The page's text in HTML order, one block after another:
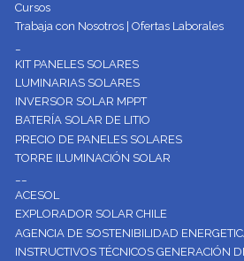
Cursos
Trabaja con Nosotros | Ofertas Laborales
KIT PANELES SOLARES
LUMINARIAS SOLARES
INVERSOR SOLAR MPPT
BATERÍA SOLAR DE LITIO
PRECIO DE PANELES SOLARES
TORRE ILUMINACIÓN SOLAR
ACESOL
EXPLORADOR SOLAR CHILE
AGENCIA DE SOSTENIBILIDAD
INSTRUCTIVOS TÉCNICOS GENERACIÓN